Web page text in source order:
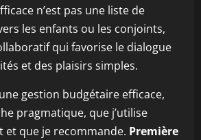
n’est pas une liste de
les enfants ou les conjoints,
qui favorise le dialogue
et des plaisirs simples.
gestion budgétaire efficace,
pragmatique, que j’utilise
et que je recommande. Première